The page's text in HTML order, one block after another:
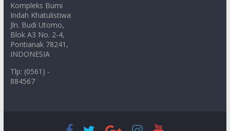
Kompleks Bumi
Indah Khatulistiwa
Jln. Budi Utomo,
Blok A3 No. 2-4,
Pontianak 78241,
INDONESIA
Tlp: (0561) -
884567